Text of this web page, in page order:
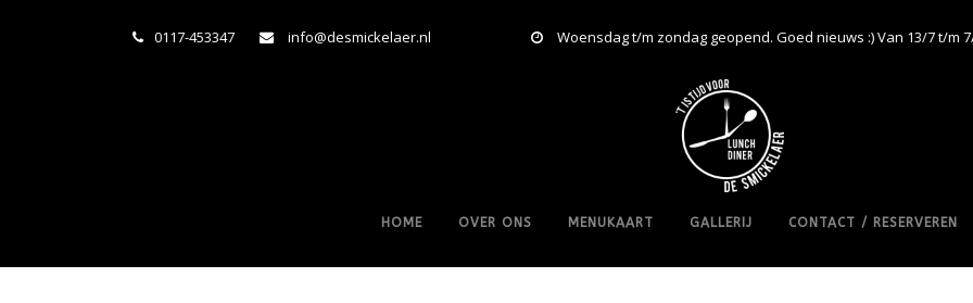
0117-453347 info@desmickelaer.nl Woensdag t/m zondag geopend. Goed nieuws :) Van 13/7 t/m
HOME OVER ONS MENUKAART GALLERIJ CONTACT / RESERVEREN